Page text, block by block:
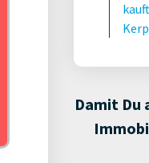
Damit Du